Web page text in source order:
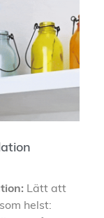
Lätt att
helst: